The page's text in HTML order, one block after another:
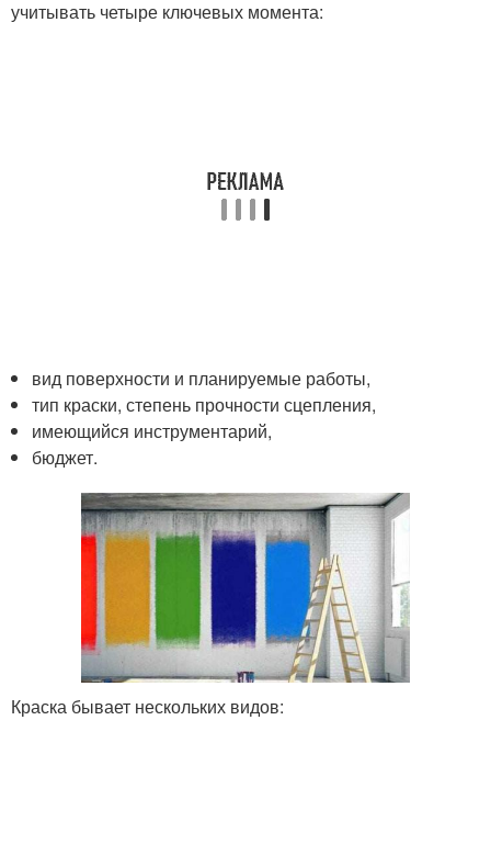
учитывать четыре ключевых момента:
вид поверхности и планируемые работы,
тип краски, степень прочности сцепления,
имеющийся инструментарий,
бюджет.
Краска бывает нескольких видов: